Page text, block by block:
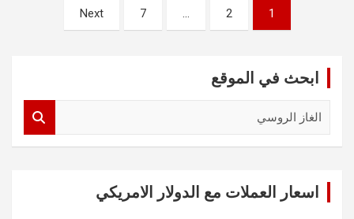
صفحات
1
2
7
Next
ابحث في الموقع
اسعار العملات مع الدولار الامريكي